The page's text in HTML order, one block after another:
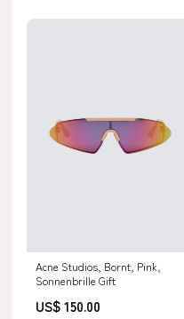
Acne Studios, Bornt, Pink,
Sonnenbrille Gift
US$ 150.00